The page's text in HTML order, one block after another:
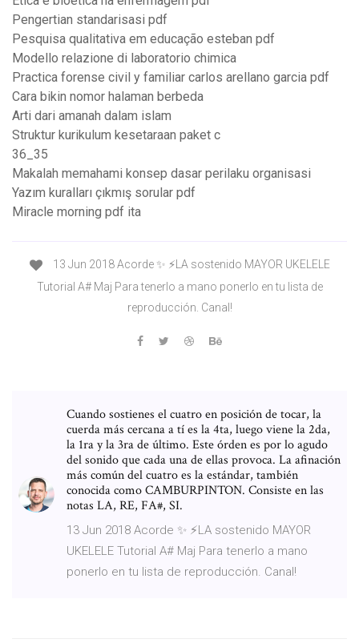
Pengertian standarisasi pdf
Pesquisa qualitativa em educação esteban pdf
Modello relazione di laboratorio chimica
Practica forense civil y familiar carlos arellano garcia pdf
Cara bikin nomor halaman berbeda
Arti dari amanah dalam islam
Struktur kurikulum kesetaraan paket c
36_35
Makalah memahami konsep dasar perilaku organisasi
Yazım kuralları çıkmış sorular pdf
Miracle morning pdf ita
13 Jun 2018 Acorde ✨ ⚡️LA sostenido MAYOR UKELELE
Tutorial A# Maj Para tenerlo a mano ponerlo en tu lista de
reproducción. Canal!
Cuando sostienes el cuatro en posición de tocar, la
cuerda más cercana a tí es la 4ta, luego viene la 2da,
la 1ra y la 3ra de último. Este órden es por lo agudo
del sonido que cada una de ellas provoca. La afinación
más común del cuatro es la estándar, también
conocida como CAMBURPINTON. Consiste en las
notas LA, RE, FA#, SI.
13 Jun 2018 Acorde ✨ ⚡️LA sostenido MAYOR
UKELELE Tutorial A# Maj Para tenerlo a mano
ponerlo en tu lista de reproducción. Canal!